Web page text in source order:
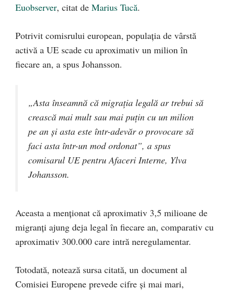
Euobserver, citat de Marius Tucă.
Potrivit comisrului european, populația de vârstă
activă a UE scade cu aproximativ un milion în
fiecare an, a spus Johansson.
„Asta înseamnă că migrația legală ar trebui să
crească mai mult sau mai puțin cu un milion
pe an și asta este într-adevăr o provocare să
faci asta într-un mod ordonat”, a spus
comisarul UE pentru Afaceri Interne, Ylva
Johansson.
Aceasta a menționat că aproximativ 3,5 milioane de
migranți ajung deja legal în fiecare an, comparativ cu
aproximativ 300.000 care intră neregulamentar.
Totodată, notează sursa citată, un document al
Comisiei Europene prevede cifre și mai mari,